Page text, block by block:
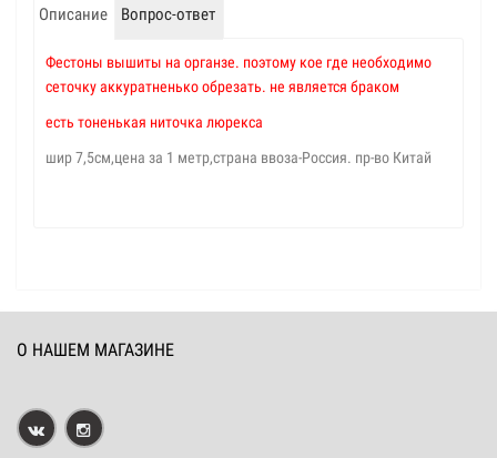
Описание Вопрос-ответ
Фестоны вышиты на органзе. поэтому кое где необходимо
сеточку аккуратненько обрезать. не является браком
есть тоненькая ниточка люрекса
шир 7,5см,цена за 1 метр,страна ввоза-Россия. пр-во Китай
О НАШЕМ МАГАЗИНЕ